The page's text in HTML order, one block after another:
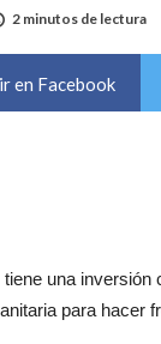
2 minutos de lectura
en Facebook
una
para hacer